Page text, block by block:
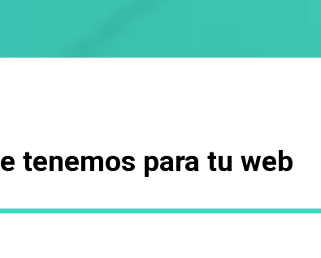
tenemos para tu web